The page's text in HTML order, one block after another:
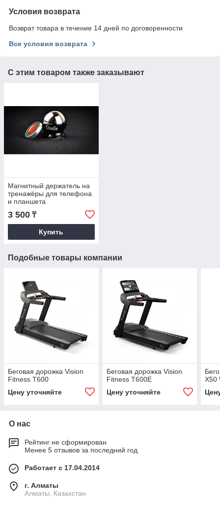
Условия возврата
Возврат товара в течение 14 дней по договоренности
Все условия возврата
С этим товаром также заказывают
Магнитный держатель на
тренажёры для телефона
и планшета
3 500 ₸
Купить
Подобные товары компании
Беговая дорожка Vision
Fitness T600
Цену уточняйте
Беговая дорожка Vision
Fitness T600E
Цену уточняйте
X50
О нас
Рейтинг не сформирован
Менее 5 отзывов за последний год
Работает с 17.04.2014
г. Алматы
Алматы, Казахстан